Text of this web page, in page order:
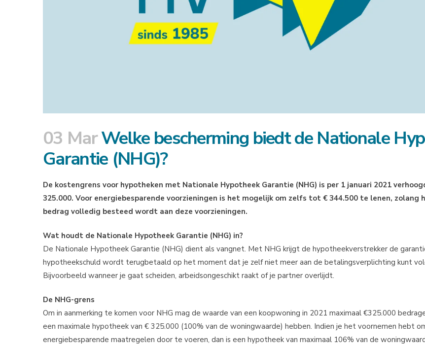
03 MarWelke bescherming biedt de Nationale
Garantie (NHG)?
De kostengrens voor hypotheken met Nationale Hypotheek Garantie (NHG) is per 1 januari 2021
325.000. Voor energiebesparende voorzieningen is het mogelijk om zelfs tot € 344.500 te lenen, zolang
bedrag volledig besteed wordt aan deze voorzieningen.
Wat houdt de Nationale Hypotheek Garantie (NHG) in?
De Nationale Hypotheek Garantie (NHG) dient als vangnet. Met NHG krijgt de hypotheekverstrekker de
hypotheekschuld wordt terugbetaald op het moment dat je zelf niet meer aan de betalingsverplichting kunt
Bijvoorbeeld wanneer je gaat scheiden, arbeidsongeschikt raakt of je partner overlijdt.
De NHG-grens
Om in aanmerking te komen voor NHG mag de waarde van een koopwoning in 2021 maximaal €325.000
een maximale hypotheek van € 325.000 (100% van de woningwaarde) hebben. Indien je het voornemen hebt
energiebesparende maatregelen door te voeren, dan is een hypotheek van maximaal 106% van de